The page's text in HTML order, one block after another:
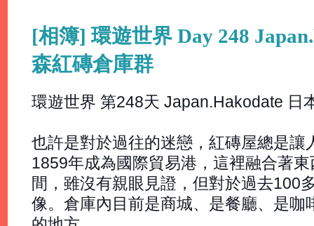
[相簿] 環遊世界 Day 248
森紅磚倉庫群
環遊世界 第248天 Japan.Hakodate 日
也許是對於過往的迷戀，紅磚屋總是讓
1859年成為國際貿易港，這裡融合著
間，雖沒有親眼見證，但對於過去100
像。倉庫內目前是商城、是餐廳、是咖